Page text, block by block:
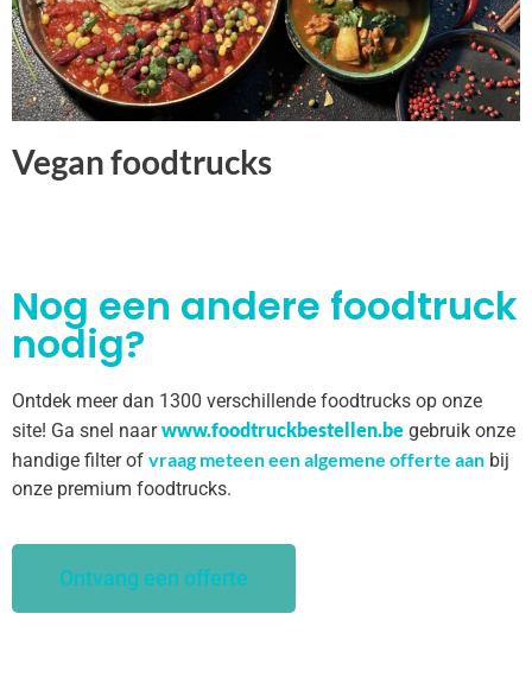
Vegan foodtrucks
Nog een andere foodtruck
nodig?
Ontdek meer dan 1300 verschillende foodtrucks op onze
site! Ga snel naarwww.foodtruckbestellen.be gebruik onze
handige filter of vraag meteen een algemene offerte aan bij
onze premium foodtrucks.
Ontvang een offerte